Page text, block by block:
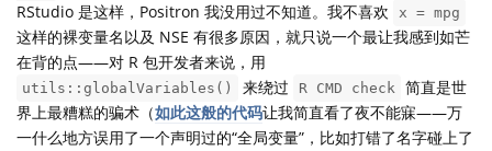
RStudio 是这样，Positron 我没用过不知道。我不喜欢
x = mpg
这样的裸变量名以及 NSE 有很多原因，就只说一个最让我感到如芒
在背的点——对 R 包开发者来说，用
utils::globalVariables() 来绕过 R CMD check 简直是世
界上最糟糕的骗术（如此这般的代码让我简直看了夜不能寐——万
一什么地方误用了一个声明过的“全局变量”，比如打错了名字碰上了